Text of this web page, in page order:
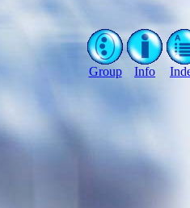
Group Info